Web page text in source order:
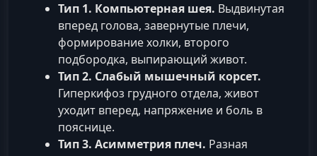
Тип 1. Компьютерная шея. Выдвинутая
вперед голова, завернутые плечи,
формирование холки, второго
подбородка, выпирающий живот.
Тип 2. Слабый мышечный корсет.
Гиперкифоз грудного отдела, живот
уходит вперед, напряжение и боль в
пояснице.
Тип 3. Асимметрия плеч. Разная